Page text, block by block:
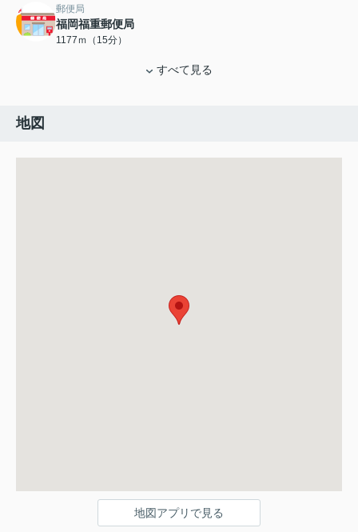
郵便局
福岡福重郵便局
1177ｍ（15分）
すべて見る
地図
地図アプリで見る